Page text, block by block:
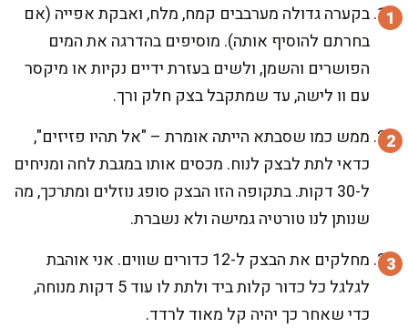
בקערה גדולה מערבבים קמח, מלח, ואבקת אפייה (אם
בחרתם להוסיף אותה). מוסיפים בהדרגה את המים
הפושרים והשמן, ולשים בעזרת ידיים נקיות או מיקסר
עם וו לישה, עד שמתקבל בצק חלק ורך.
ממש כמו שסבתא הייתה אומרת – "אל תהיו פזיזים",
כדאי לתת לבצק לנוח. מכסים אותו במגבת לחה ומניחים
ל-30 דקות. בתקופה הזו הבצק סופג נוזלים ומתרכך, מה
שנותן לנו טורטיה גמישה ולא נשברת.
מחלקים את הבצק ל-12 כדורים שווים. אני אוהבת
לגלגל כל כדור קלות ביד ולתת לו עוד 5 דקות מנוחה,
כדי שאחר כך יהיה קל מאוד לרדד.